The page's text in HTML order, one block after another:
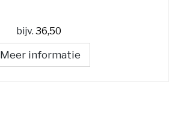
bijv. 36,50
Meer informatie